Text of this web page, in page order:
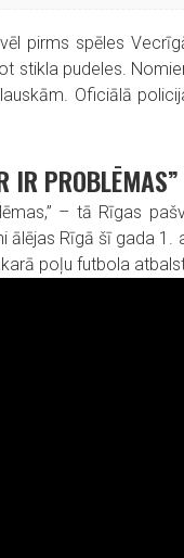
pirms spēles
stikla pudeles.
Oficiālā
IR PROBLĒMAS”
– tā Rīgas
ālējas Rīgā šī gada
poļu futbola